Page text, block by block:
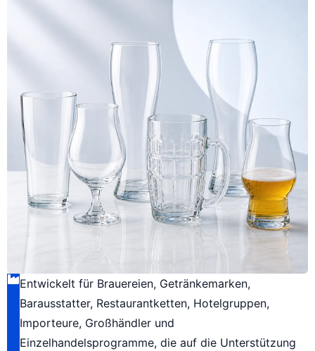
Entwickelt für Brauereien, Getränkemarken,
Barausstatter, Restaurantketten, Hotelgruppen,
Importeure, Großhändler und
Einzelhandelsprogramme, die auf die Unterstützung